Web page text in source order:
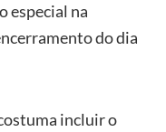
especial na
do dia
incluir o